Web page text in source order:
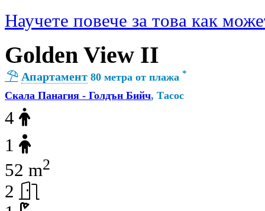
Научете повече за това как
Golden View II
Апартамент 80 метра от плажа *
Скала Панагия - Голдън Бийч, Тасос
4
1
52 m2
2